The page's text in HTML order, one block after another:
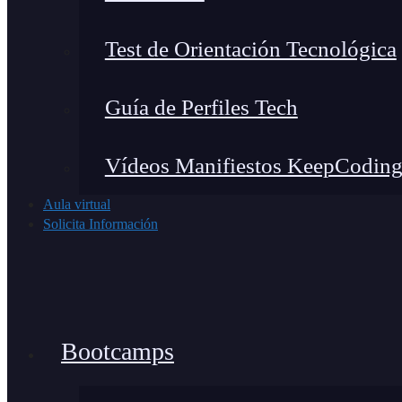
Test de Orientación Tecnológica
Guía de Perfiles Tech
Vídeos Manifiestos KeepCoding
Aula virtual
Solicita Información
Bootcamps